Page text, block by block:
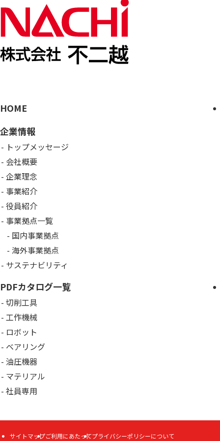
HOME
企業情報
トップメッセージ
会社概要
企業理念
事業紹介
役員紹介
事業拠点一覧
国内事業拠点
海外事業拠点
サステナビリティ
PDFカタログ一覧
切削工具
工作機械
ロボット
ベアリング
油圧機器
マテリアル
社員専用
サイトマップご利用にあたってプライバシーポリシーについて